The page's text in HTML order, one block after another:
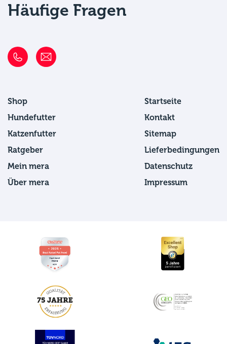
Häufige Fragen
Shop
Hundefutter
Katzenfutter
Ratgeber
Mein mera
Über mera
Startseite
Kontakt
Sitemap
Lieferbedingungen
Datenschutz
Impressum